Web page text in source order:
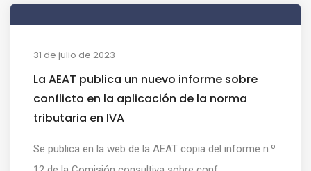
31 de julio de 2023
La AEAT publica un nuevo informe sobre
conflicto en la aplicación de la norma
tributaria en IVA
Se publica en la web de la AEAT copia del informe n.º